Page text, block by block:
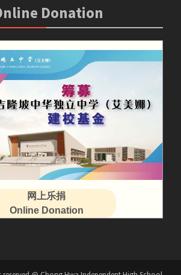
Donation
网上乐捐
Online Donation